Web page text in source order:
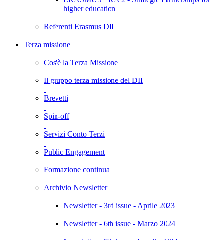
higher education
Referenti Erasmus DII
Terza missione
Cos'è la Terza Missione
Il gruppo terza missione del DII
Brevetti
Spin-off
Servizi Conto Terzi
Public Engagement
Formazione continua
Archivio Newsletter
Newsletter - 3rd issue - Aprile 2023
Newsletter - 6th issue - Marzo 2024